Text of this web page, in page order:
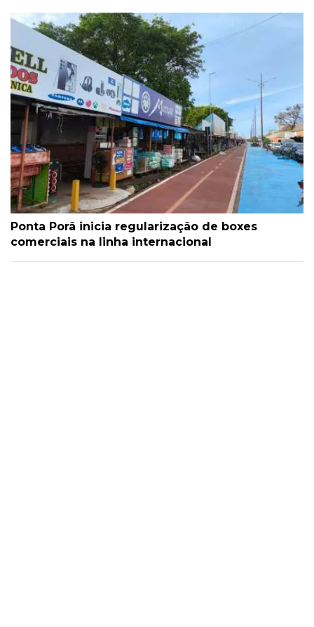
Ponta Porã inicia regularização de boxes
comerciais na linha internacional